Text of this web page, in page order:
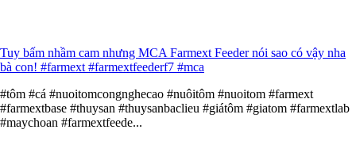
Tuy bấm nhầm cam nhưng MCA Farmext Feeder nói sao có vậy nha
bà con! #farmext #farmextfeederf7 #mca
#tôm #cá #nuoitomcongnghecao #nuôitôm #nuoitom #farmext
#farmextbase #thuysan #thuysanbaclieu #giátôm #giatom #farmextlab
#maychoan #farmextfeede...